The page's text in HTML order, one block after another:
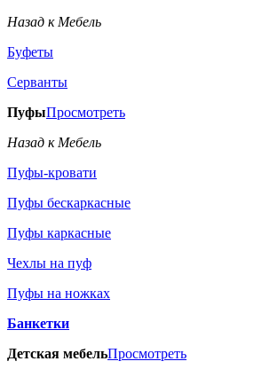
Назад к Мебель
Буфеты
Серванты
ПуфыПросмотреть
Назад к Мебель
Пуфы-кровати
Пуфы бескаркасные
Пуфы каркасные
Чехлы на пуф
Пуфы на ножках
Банкетки
Детская мебельПросмотреть